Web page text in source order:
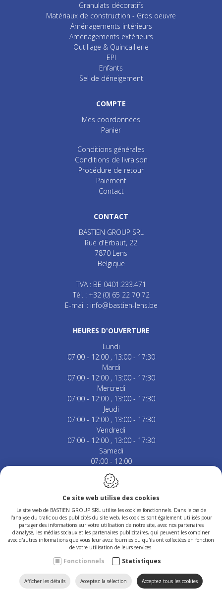
Granulats décoratifs
Matériaux de construction - Gros oeuvre
Aménagements intérieurs
Aménagements extérieurs
Outillage & Quincaillerie
EPI
Enfants
Sel de déneigement
COMPTE
Mes coordonnées
Panier
Conditions générales
Conditions de livraison
Procédure de retour
Paiement
Contact
CONTACT
BASTIEN GROUP SRL
Rue d'Erbaut, 22
7870 Lens
Belgique
TVA : BE 0401.233.471
Tél. : +32 (0) 65 22 70 72
E-mail : info@bastien-lens.be
HEURES D'OUVERTURE
Lundi
07:00 - 12:00
13:00 - 17:30
Mardi
07:00 - 12:00
13:00 - 17:30
Mercredi
07:00 - 12:00
13:00 - 17:30
Jeudi
07:00 - 12:00
13:00 - 17:30
Vendredi
07:00 - 12:00
13:00 - 17:30
Samedi
07:00 - 12:00
Fermé le dimanche & jours fériés.
Conception du site web par IDcreation 2023
Politique en matière de cookies
Politique de confidentialité
Plan du site
Ce site web utilise des cookies
Le site web de BASTIEN GROUP SRL utilise les cookies fonctionnels. Dans le cas de
l'analyse du trafic ou des publicités du site web, les cookies sont également utilisés pour
partager des informations sur votre utilisation de notre site, avec nos partenaires
d'analyse, les médias sociaux et les partenaires publicitaires, qui peuvent les combiner
avec d'autres informations que vous leur avez fournies ou qu'ils ont collectées en fonction
de votre utilisation de leurs services.
Fonctionnels Statistiques
Afficher les détails Acceptez la sélection Acceptez tous les cookies
RECHERCHER CONTACTEZ-
NOUS HOME TROUVEZ
NOUS
APPELEZ
NOUS